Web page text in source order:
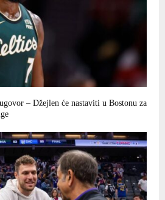
– Džejlen će nastaviti u Bostonu za